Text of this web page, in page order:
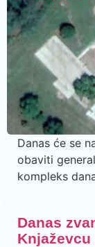
Danas će se
obaviti
kompleks
Danas
Knjaževcu